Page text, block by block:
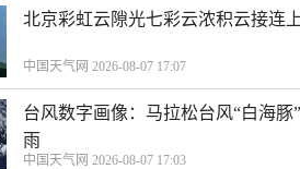
北京彩虹云隙光七彩云浓积云接连
中国天气网 2026-08-07 17:07
台风数字画像：马拉松台风“白海
雨
中国天气网 2026-08-07 17:03